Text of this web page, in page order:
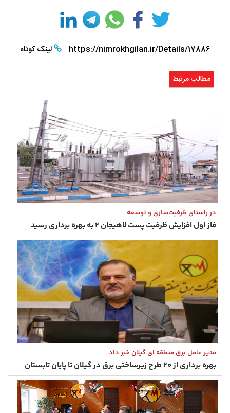
https://nimrokhgilan.ir/Details/17886 لینک کوتاه
مطالب مرتبط
در راستای ظرفیت‌سازی و توسعه
فاز اول افزایش ظرفیت پست لاهیجان ۲ به بهره ‌برداری رسید
مدیر عامل برق منطقه ای گیلان خبر داد
بهره‌ برداری از ۲۰ طرح زیرساختی برق در گیلان تا پایان تابستان